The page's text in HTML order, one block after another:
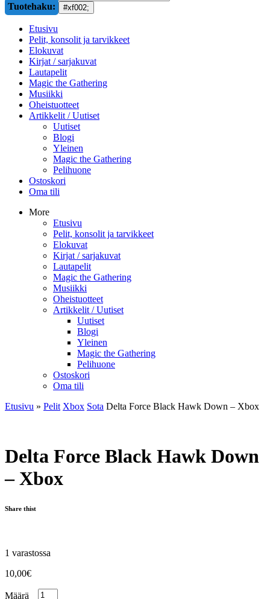
Tuotehaku:
Etusivu
Pelit, konsolit ja tarvikkeet
Elokuvat
Kirjat / sarjakuvat
Lautapelit
Magic the Gathering
Musiikki
Oheistuotteet
Artikkelit / Uutiset
Uutiset
Blogi
Yleinen
Magic the Gathering
Pelihuone
Ostoskori
Oma tili
More
Etusivu
Pelit, konsolit ja tarvikkeet
Elokuvat
Kirjat / sarjakuvat
Lautapelit
Magic the Gathering
Musiikki
Oheistuotteet
Artikkelit / Uutiset
Uutiset
Blogi
Yleinen
Magic the Gathering
Pelihuone
Ostoskori
Oma tili
Etusivu » Pelit Xbox Sota Delta Force Black Hawk Down – Xbox
Delta Force Black Hawk Down
– Xbox
Share thist
1 varastossa
10,00€
Määrä